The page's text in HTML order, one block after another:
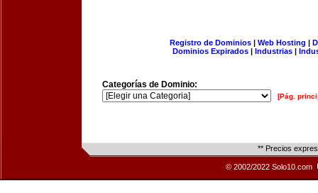
Registro de Dominios| Web Hosting |
Dominios Expirados | Industrias |
Categorías de Dominio:
[Pág.
** Precios
© 2002/2022 Solo10.com